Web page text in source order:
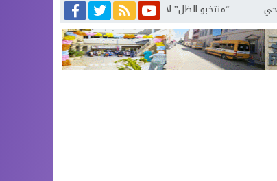
الظل” لا تلمس لهم أثرا في ميدان ولا تراهم في نشاط رسمي ولا